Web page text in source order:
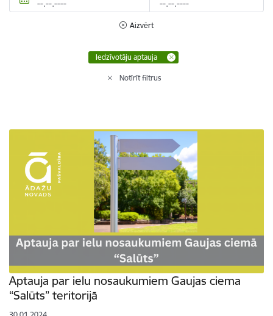
Aizvērt
Iedzīvotāju aptauja
Notīrīt filtrus
Aptauja par ielu nosaukumiem Gaujas ciema
“Salūts” teritorijā
30.01.2024.